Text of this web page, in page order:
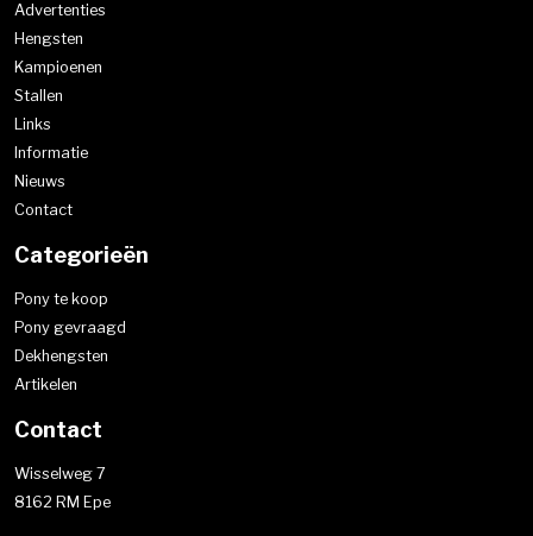
Advertenties
Hengsten
Kampioenen
Stallen
Links
Informatie
Nieuws
Contact
Categorieën
Pony te koop
Pony gevraagd
Dekhengsten
Artikelen
Contact
Wisselweg 7
8162 RM Epe